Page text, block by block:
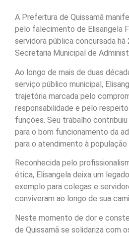
A Prefeitura de Quissamã
pelo falecimento de Elisangela
servidora pública concursada há
Secretaria Municipal de
Ao longo de mais de duas
serviço público municipal,
trajetória marcada pelo
responsabilidade e pelo
funções. Seu trabalho
para o bom funcionamento da
para o atendimento à população
Reconhecida pelo
ética, Elisangela deixa um
exemplo para colegas e
conviveram ao longo de sua
Neste momento de dor e
de Quissamã se solidariza com